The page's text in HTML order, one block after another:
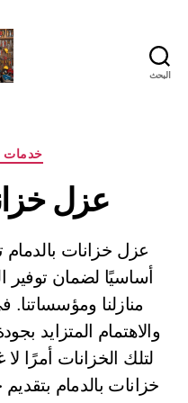
البحث
خدمات
عزل
عزل خزانات بالدمام
أساسيًا لضمان
منازلنا
والاهتمام المتزايد
لتلك الخزانات أمرًا
خزانات بالدمام